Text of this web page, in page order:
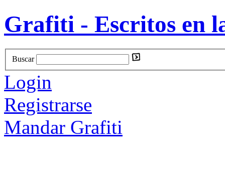
Grafiti - Escritos en
Buscar
Login
Registrarse
Mandar Grafiti